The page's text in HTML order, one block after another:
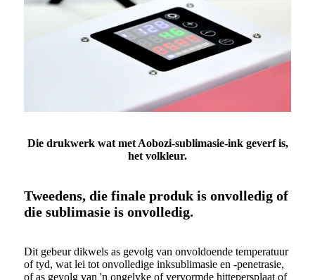
Die drukwerk wat met Aobozi-sublimasie-ink geverf is,
het volkleur.
Tweedens, die finale produk is onvolledig of
die sublimasie is onvolledig.
Dit gebeur dikwels as gevolg van onvoldoende temperatuur
of tyd, wat lei tot onvolledige inksublimasie en -penetrasie,
of as gevolg van 'n ongelyke of vervormde hittepersplaat of